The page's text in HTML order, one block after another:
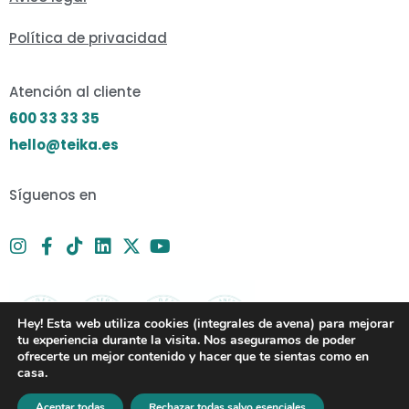
Política de privacidad
Atención al cliente
600 33 33 35
hello@teika.es
Síguenos en
Hey! Esta web utiliza cookies (integrales de avena) para mejorar
tu experiencia durante la visita. Nos aseguramos de poder
ofrecerte un mejor contenido y hacer que te sientas como en
casa.